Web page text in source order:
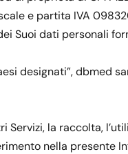
e partita IVA
Suoi dati personali
designati”,
la raccolta,
nella presente